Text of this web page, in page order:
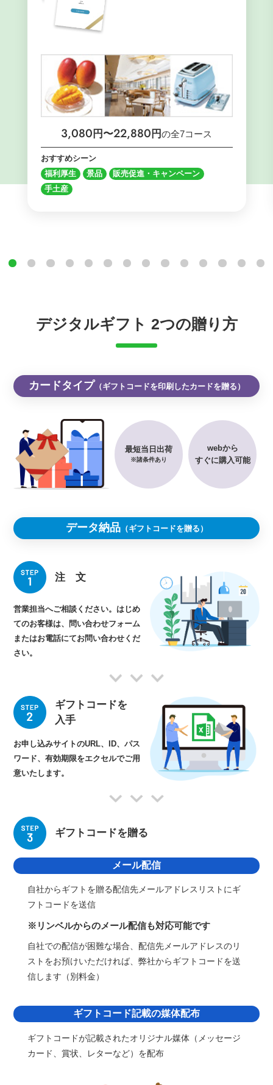
3,080 円〜22,880 円の全7コース
おすすめシーン
福利厚生 景品
販売促進・キャンペーン
手土産
デジタルギフト 2つの贈り方
カードタイプ （ギフトコードを印刷したカードを贈る）
最短当日出荷
※諸条件あり
webから
すぐに購入可能
データ納品（ギフトコードを贈る）
注 文
営業担当へご相談ください。 はじめ
てのお客様は、問い合わせフォーム
またはお電話にてお問い合わせくだ
さい。
ギフトコードを
入手
お申し込みサイトのURL、
ID、パス
ワード、有効期限をエクセルでご用
意いたします。
ギフトコードを贈る
メール配信
自社からギフトを贈る配信先メールアドレスリストにギ
フトコードを送信
※リンベルからのメール配信も対応可能です
自社での配信が困難な場合、配信先メールアドレスのリ
ストをお預けいただければ、弊社からギフトコードを送
信します（別料金）
ギフトコード記載の媒体配布
ギフトコードが記載されたオリジナル媒体（メッセージ
カード、賞状、レターなど）を配布